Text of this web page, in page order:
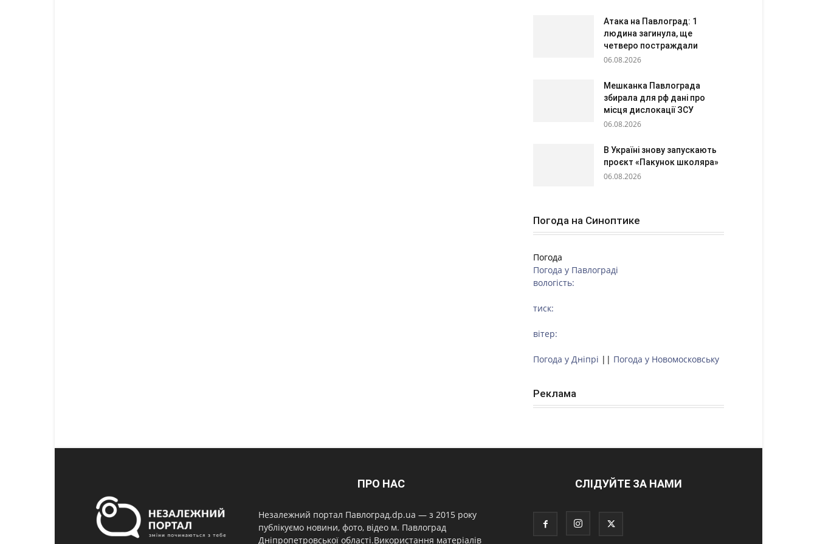
Атака на Павлоград: 1
людина загинула, ще
четверо постраждали
06.08.2026
Мешканка Павлограда
збирала для рф дані про
місця дислокації ЗСУ
06.08.2026
В Україні знову запускають
проєкт «Пакунок школяра»
06.08.2026
Погода на Синоптике
Погода
Погода у Павлограді
вологість:
тиск:
вітер:
Погода у Дніпрі || Погода у Новомосковську
Реклама
ПРО НАС
Незалежний портал Павлоград.dp.ua — з 2015 року
публікуємо новини, фото, відео м. Павлоград
Дніпропетровської області.Використання матеріалів
СЛІДУЙТЕ ЗА НАМИ